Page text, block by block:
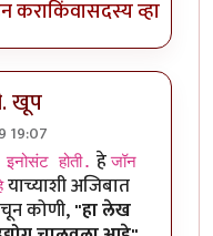
कराकिंवासदस्य व्हा
खूप
19:07
खूप byतमराज
होती. हेजॉन
याच्याशी अजिबात
कोणी,"हा लेख